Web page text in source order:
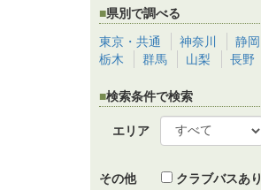
県別で調べる
東京・共通
神奈川 静岡
栃木
群馬 山梨 長野
検索条件で検索
エリア
その他 クラブバスあり